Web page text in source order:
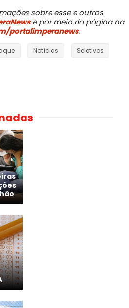
sobre esse e outros
e por meio da página na
portalimperanews.
Notícias Seletivos